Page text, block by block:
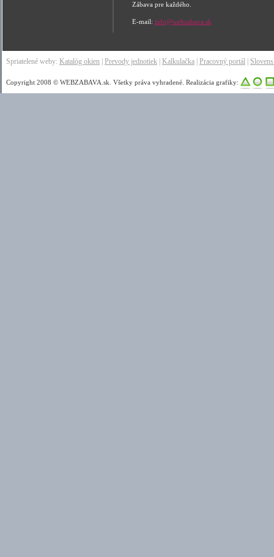
Zábava pre každého.
E-mail: info@webzabava.sk
Spriatelené weby: Katalóg okien Prevody jednotiek Kalkulačka Pracovný portál
Copyright 2008 © WEBZABAVA.sk. Všetky práva vyhradené. Realizácia grafiky: